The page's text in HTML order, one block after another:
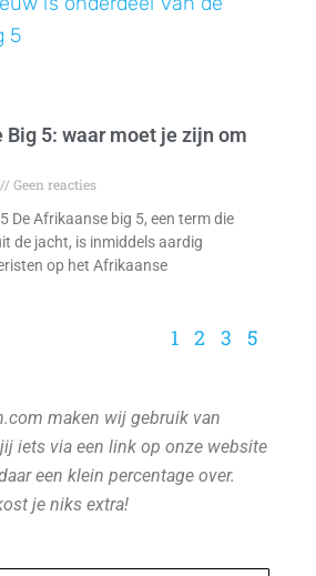
Big 5: waar moet je zijn om
Geen reacties
De Afrikaanse big 5, een term die
de jacht, is inmiddels aardig
op het Afrikaanse
1 2 3 5
maken wij gebruik van
iets via een link op onze website
een klein percentage over.
je niks extra!